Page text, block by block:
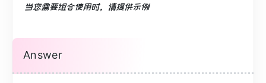
当您需要组合使用时，请提供示例
Answer